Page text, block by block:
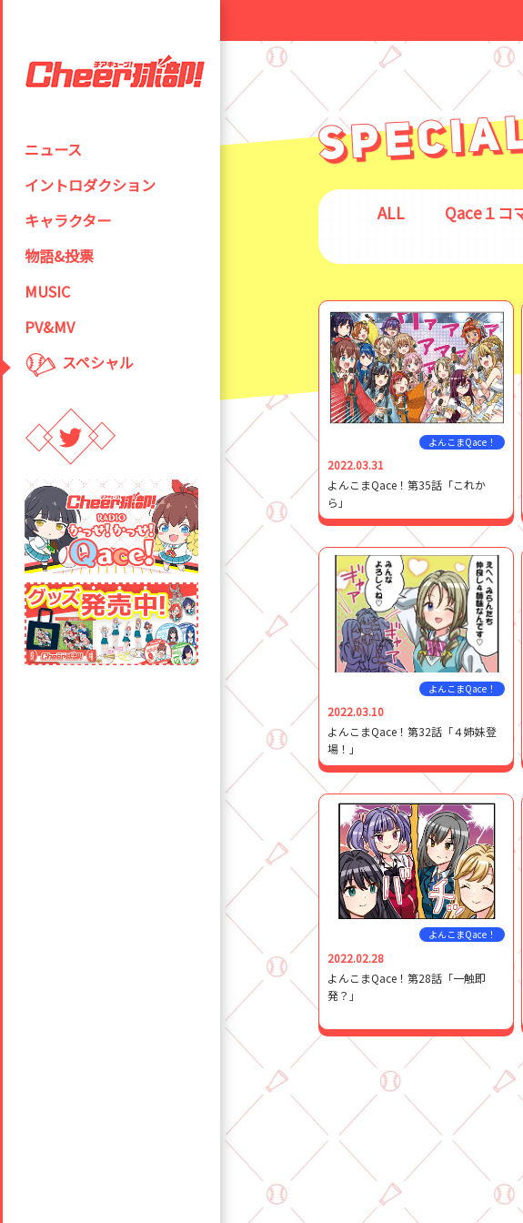
ニュース
イントロダクション
キャラクター
物語&投票
MUSIC
PV&MV
スペシャル
ALL Qace１コ
よんこまQace！
2022.03.31
よんこまQace！第35話「これか
ら」
よんこまQace！
2022.03.10
よんこまQace！第32話「４姉妹登
場！」
よんこまQace！
2022.02.28
よんこまQace！第28話「一触即
発？」